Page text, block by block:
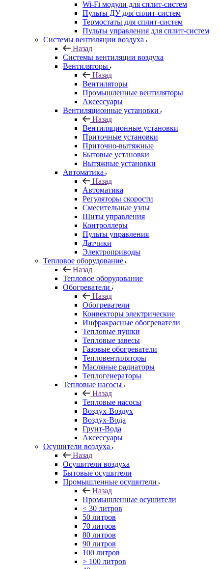
Wi-Fi модули для сплит-систем
Пульты ДУ для сплит-систем
Термостаты для сплит-систем
Пульты управления для сплит-систем
Системы вентиляции воздуха
Назад
Системы вентиляции воздуха
Вентиляторы
Назад
Вентиляторы
Промышленные вентиляторы
Аксессуары
Вентиляционные установки
Назад
Вентиляционные установки
Приточные установки
Приточно-вытяжные
Бытовые установки
Вытяжные установки
Автоматика
Назад
Автоматика
Регуляторы скорости
Смесительные узлы
Щиты управления
Контроллеры
Пульты управления
Датчики
Электроприводы
Тепловое оборудование
Назад
Тепловое оборудование
Обогреватели
Назад
Обогреватели
Конвекторы электрические
Инфракрасные обогреватели
Тепловые пушки
Тепловые завесы
Газовые обогреватели
Тепловентиляторы
Масляные радиаторы
Теплогенераторы
Тепловые насосы
Назад
Тепловые насосы
Воздух-Воздух
Воздух-Вода
Грунт-Вода
Аксессуары
Осушители воздуха
Назад
Осушители воздуха
Бытовые осушители
Промышленные осушители
Назад
Промышленные осушители
< 30 литров
50 литров
70 литров
80 литров
90 литров
100 литров
> 100 литров